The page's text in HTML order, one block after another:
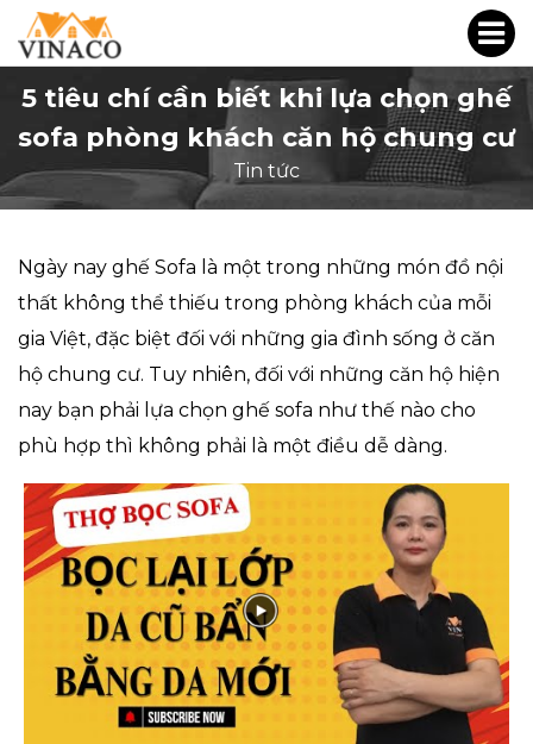
5 tiêu chí cần biết khi lựa chọn ghế
sofa phòng khách căn hộ chung cư
Tin tức
Ngày nay ghế Sofa là một trong những món đồ nội
thất không thể thiếu trong phòng khách của mỗi
gia Việt, đặc biệt đối với những gia đình sống ở căn
hộ chung cư. Tuy nhiên, đối với những căn hộ hiện
nay bạn phải lựa chọn ghế sofa như thế nào cho
phù hợp thì không phải là một điều dễ dàng.